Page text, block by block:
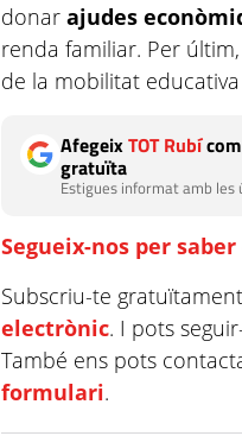
donarajudes
renda familiar. Per
de la mobilitat
AfegeixTOT Rubí
gratuïta
Estigues informat amb
Segueix-nos per
Subscriu-te
electrònic. I pots
També ens pots
formulari.